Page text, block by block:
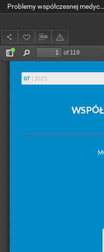
Problemy współczesnej medycyny. Część III